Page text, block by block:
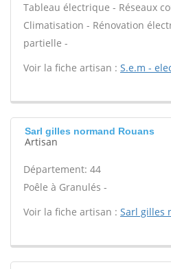
Tableau électrique - Réseaux
Climatisation - Rénovation
partielle -
Voir la fiche artisan : S.e.m -
Sarl gilles normand Rouans
Artisan
Département: 44
Poêle à Granulés -
Voir la fiche artisan : Sarl gilles